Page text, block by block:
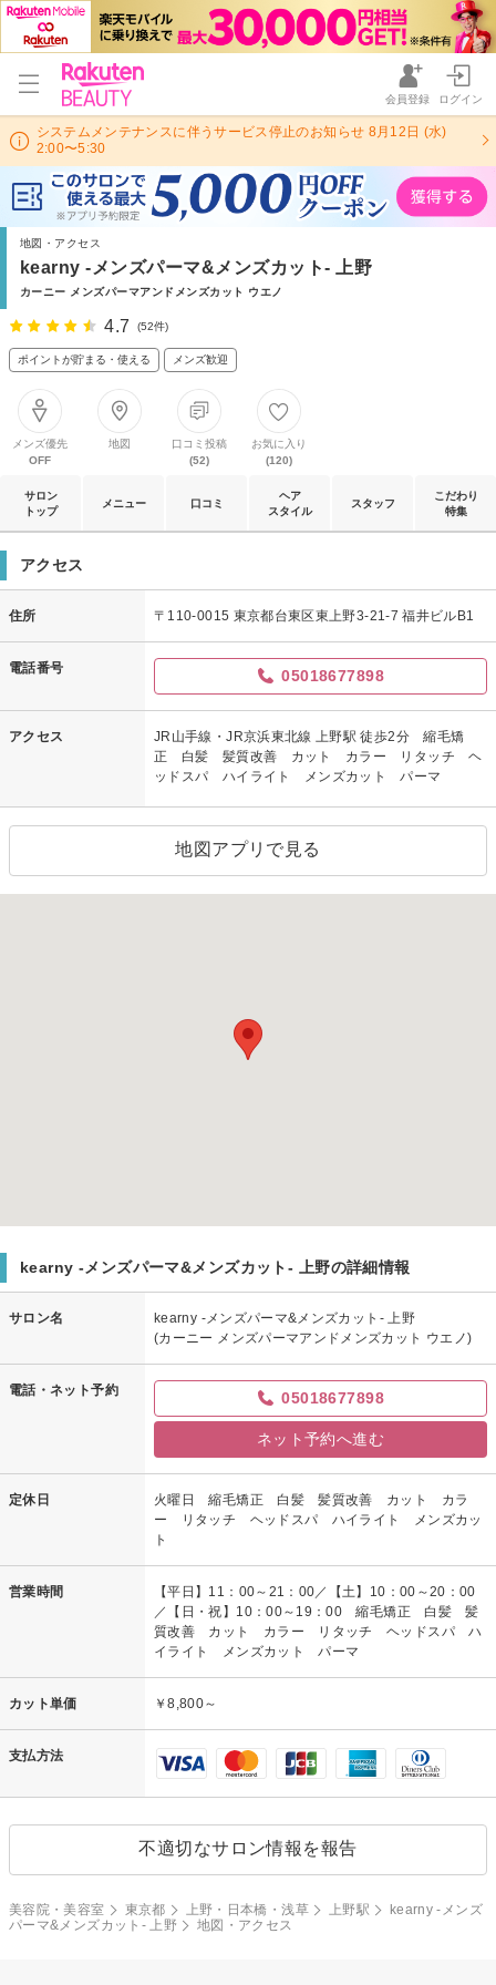
会員登録 ログイン
システムメンテナンスに伴うサービス停止のお知らせ 8月12日 (水)
2:00〜5:30
地図・アクセス
kearny -メンズパーマ&メンズカット- 上野
カーニー メンズパーマアンドメンズカット ウエノ
4.7 (52件)
ポイントが貯まる・使える メンズ歓迎
メンズ優先
OFF
地図
口コミ投稿
(52)
お気に入り
(120)
サロン
トップ
メニュー 口コミ
ヘア
スタイル
スタッフ
こだわり
特集
アクセス
住所 〒110-0015 東京都台東区東上野3-21-7 福井ビルB1
電話番号 05018677898
アクセス
JR山手線・JR京浜東北線 上野駅 徒歩2分 縮毛矯
正 白髪 髪質改善 カット カラー リタッチ ヘ
ッドスパ ハイライト メンズカット パーマ
地図アプリで見る
kearny -メンズパーマ&メンズカット- 上野の詳細情報
サロン名
kearny -メンズパーマ&メンズカット- 上野
(カーニー メンズパーマアンドメンズカット ウエノ)
電話・ネット予約 05018677898
ネット予約へ進む
定休日
火曜日 縮毛矯正 白髪 髪質改善 カット カラ
ー リタッチ ヘッドスパ ハイライト メンズカッ
ト
営業時間
【平日】11：00～21：00／【土】10：00～20：00
／【日・祝】10：00～19：00 縮毛矯正 白髪 髪
質改善 カット カラー リタッチ ヘッドスパ ハ
イライト メンズカット パーマ
カット単価 ￥8,800～
支払方法
不適切なサロン情報を報告
美容院・美容室 東京都 上野・日本橋・浅草 上野駅
kearny -メンズ
パーマ&メンズカット- 上野
地図・アクセス